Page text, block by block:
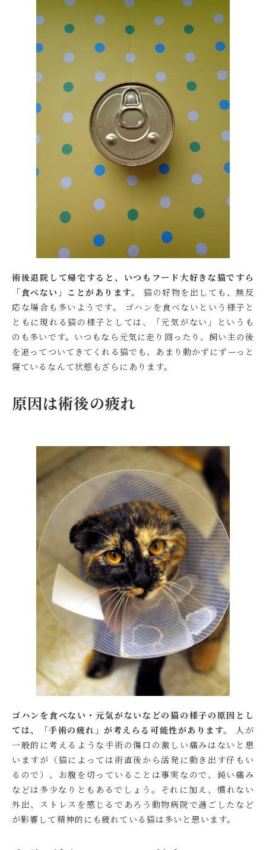
術後退院して帰宅すると、いつもフード大好きな猫ですら
「食べない」ことがあります。
猫の好物を出しても、無反
応な場合も多いようです。 ゴハンを食べないという様子と
ともに現れる猫の様子としては、「元気がない」というも
のも多いです。いつもなら元気に走り回ったり、飼い主の後
を追ってついてきてくれる猫でも、あまり動かずにずーっと
寝ているなんて状態もざらにあります。
原因は術後の疲れ
ゴハンを食べない・元気がないなどの猫の様子の原因とし
ては、「手術の疲れ」が考えらる可能性があります。
人が
一般的に考えるような手術の傷口の激しい痛みはないと思
いますが（猫によっては術直後から活発に動き出す仔もい
るので）、お腹を切っていることは事実なので、鈍い痛み
などは多少なりともあるでしょう。それに加え、慣れない
外出、ストレスを感じるであろう動物病院で過ごしたなど
が影響して精神的にも疲れている猫は多いと思います。